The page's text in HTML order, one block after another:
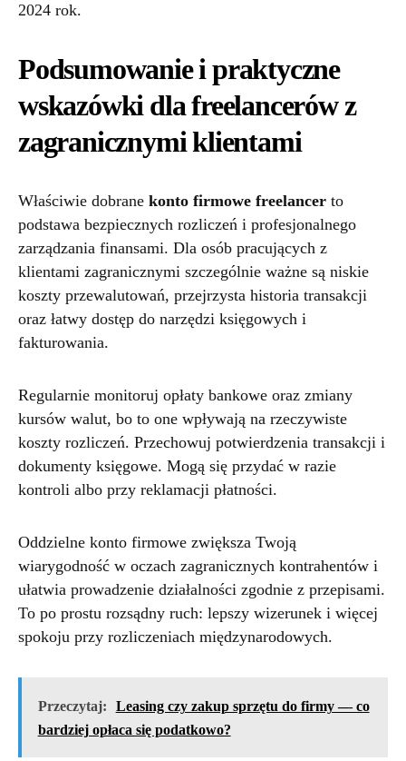
2024 rok.
Podsumowanie i praktyczne
wskazówki dla freelancerów z
zagranicznymi klientami
Właściwie dobrane konto firmowe freelancer to
podstawa bezpiecznych rozliczeń i profesjonalnego
zarządzania finansami. Dla osób pracujących z
klientami zagranicznymi szczególnie ważne są niskie
koszty przewalutowań, przejrzysta historia transakcji
oraz łatwy dostęp do narzędzi księgowych i
fakturowania.
Regularnie monitoruj opłaty bankowe oraz zmiany
kursów walut, bo to one wpływają na rzeczywiste
koszty rozliczeń. Przechowuj potwierdzenia transakcji i
dokumenty księgowe. Mogą się przydać w razie
kontroli albo przy reklamacji płatności.
Oddzielne konto firmowe zwiększa Twoją
wiarygodność w oczach zagranicznych kontrahentów i
ułatwia prowadzenie działalności zgodnie z przepisami.
To po prostu rozsądny ruch: lepszy wizerunek i więcej
spokoju przy rozliczeniach międzynarodowych.
Przeczytaj:
Leasing czy zakup sprzętu do firmy — co
bardziej opłaca się podatkowo?